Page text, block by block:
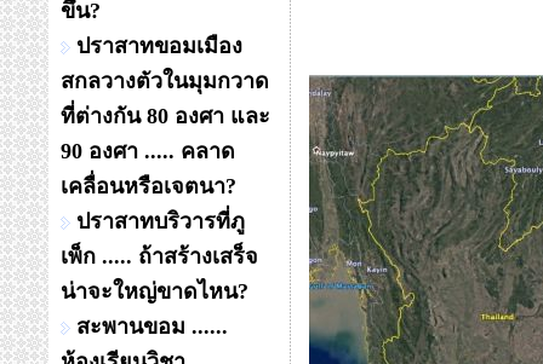
ขึ้น?
ปราสาทขอมเมือง
สกลวางตัวในมุมกวาด
ที่ต่างกัน 80 องศา และ
90 องศา ..... คลาด
เคลื่อนหรือเจตนา?
ปราสาทบริวารที่ภู
เพ็ก ..... ถ้าสร้างเสร็จ
น่าจะใหญ่ขาดไหน?
สะพานขอม ......